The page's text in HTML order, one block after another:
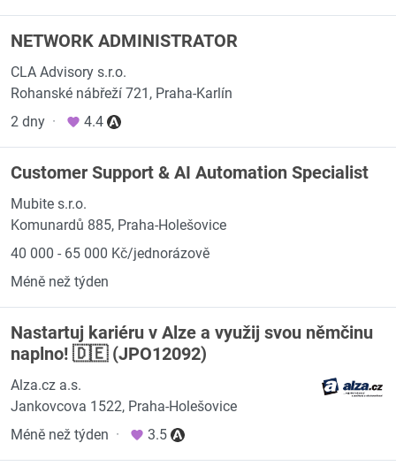
NETWORK ADMINISTRATOR
CLA Advisory s.r.o.
Rohanské nábřeží 721, Praha-Karlín
2 dny · 4.4
Customer Support & AI Automation Specialist
Mubite s.r.o.
Komunardů 885, Praha-Holešovice
40 000 - 65 000 Kč/jednorázově
Méně než týden
Nastartuj kariéru v Alze a využij svou němčinu
naplno! 🇩🇪 (JPO12092)
Alza.cz a.s.
Jankovcova 1522, Praha-Holešovice
Méně než týden · 3.5